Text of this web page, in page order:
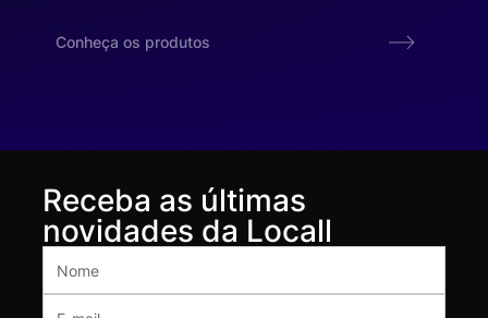
Conheça os produtos
Receba as últimas
novidades da Locall